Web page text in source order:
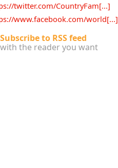
twitter.com/CountryFam[...]
www.facebook.com/world[...]
Subscribe to RSS feed
with the reader you want